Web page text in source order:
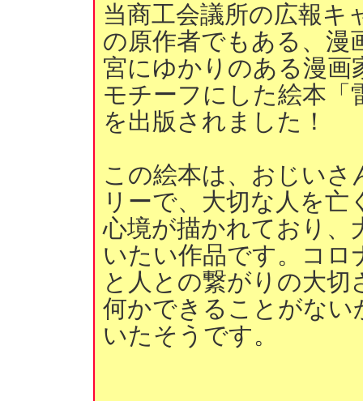
当商工会議所の広報キ
の原作者でもある、漫
宮にゆかりのある漫画
モチーフにした絵本
を出版されました！
この絵本は、おじい
リーで、大切な人を
心境が描かれており、
いたい作品です。コロ
と人との繋がりの大
何かできることがない
いたそうです。